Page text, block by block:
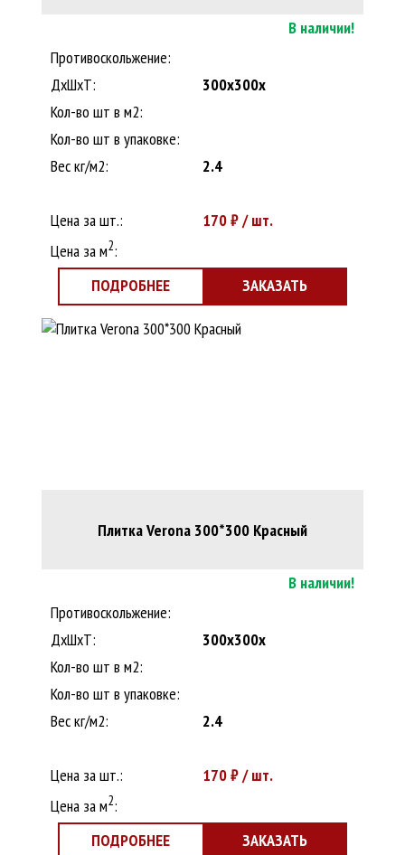
В наличии!
Противоскольжение:
ДxШхТ:
300x300x
Кол-во шт в м2:
Кол-во шт в упаковке:
Вес кг/м2:
2.4
Цена за шт.: 170₽ / шт.
Цена за м2:
ПОДРОБНЕЕ ЗАКАЗАТЬ
Плитка Verona 300*300 Красный
В наличии!
Противоскольжение:
ДxШхТ:
300x300x
Кол-во шт в м2:
Кол-во шт в упаковке:
Вес кг/м2:
2.4
Цена за шт.: 170₽ / шт.
Цена за м2:
ПОДРОБНЕЕ ЗАКАЗАТЬ